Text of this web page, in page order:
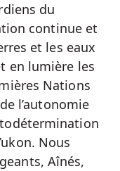
du
continue et
et les eaux
en lumière les
Nations
l’autonomie
Nous
Aînés,